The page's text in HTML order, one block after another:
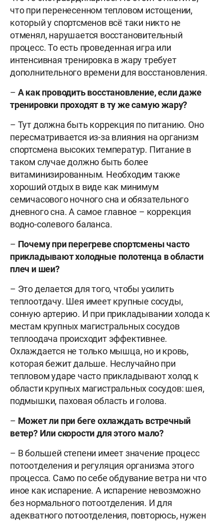
что при перенесенном тепловом истощении,
который у спортсменов всё таки никто не
отменял, нарушается восстановительный
процесс. То есть проведенная игра или
интенсивная тренировка в жару требует
дополнительного времени для восстановления.
– А как проводить восстановление, если даже
тренировки проходят в ту же самую жару?
– Тут должна быть коррекция по питанию. Оно
пересматривается из-за влияния на организм
спортсмена высоких температур. Питание в
таком случае должно быть более
витаминизированным. Необходим также
хороший отдых в виде как минимум
семичасового ночного сна и обязательного
дневного сна. А самое главное – коррекция
водно-солевого баланса.
– Почему при перегреве спортсмены часто
прикладывают холодные полотенца в области
плеч и шеи?
– Это делается для того, чтобы усилить
теплоотдачу. Шея имеет крупные сосуды,
сонную артерию. И при прикладывании холода к
местам крупных магистральных сосудов
теплоодача происходит эффективнее.
Охлаждается не только мышца, но и кровь,
которая бежит дальше. Неслучайно при
тепловом ударе часто прикладывают холод к
области крупных магистральных сосудов: шея,
подмышки, паховая область и голова.
– Может ли при беге охлаждать встречный
ветер? Илискорости для этого мало?
– В большей степени имеет значение процесс
потоотделения и регуляция организма этого
процесса. Само по себе обдувание ветра ни что
иное как испарение. А испарение невозможно
без нормального потоотделения. И для
адекватного потоотделения, повторюсь, нужен